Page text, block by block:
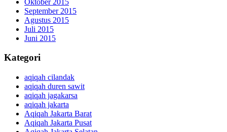
September 2015
Agustus 2015
Juli 2015
Juni 2015
Kategori
aqiqah cilandak
aqiqah duren sawit
aqiqah jagakarsa
aqiqah jakarta
Aqiqah Jakarta Barat
Aqiqah Jakarta Pusat